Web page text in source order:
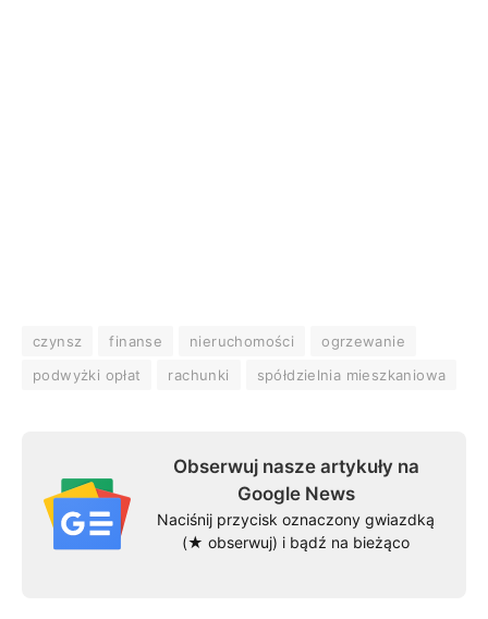
czynsz finanse nieruchomości
ogrzewanie
podwyżki opłat
rachunki spółdzielnia mieszkaniowa
Obserwuj nasze artykuły na
Google News
Naciśnij przycisk oznaczony gwiazdką
(★ obserwuj) i bądź na bieżąco